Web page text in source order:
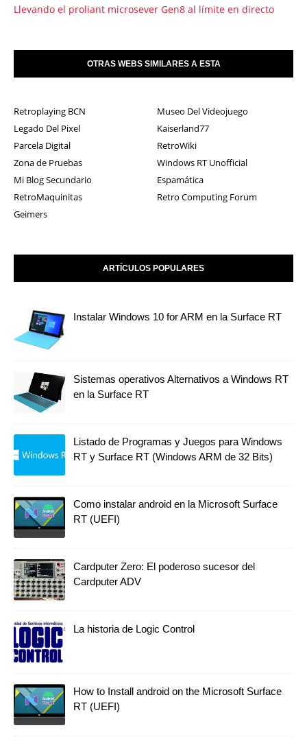
Llevando el proliant microsever Gen8 al límite en directo
OTRAS WEBS SIMILARES A ESTA
Retroplaying BCN
Museo Del Videojuego
Legado Del Pixel
Kaiserland77
Parcela Digital
RetroWiki
Zona de Pruebas
Windows RT Unofficial
Mi Blog Secundario
Espamática
RetroMaquinitas
Retro Computing Forum
Geimers
ARTÍCULOS POPULARES
Instalar Windows 10 for ARM en la Surface RT
Sistemas operativos Alternativos a Windows RT
en la Surface RT
Listado de Programas y Juegos para Windows
RT y Surface RT (Windows ARM de 32 Bits)
Como instalar android en la Microsoft Surface
RT (UEFI)
Cardputer Zero: El poderoso sucesor del
Cardputer ADV
La historia de Logic Control
How to Install android on the Microsoft Surface
RT (UEFI)